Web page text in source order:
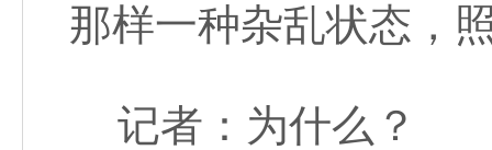
那样一种杂乱状态，
记者：为什么？